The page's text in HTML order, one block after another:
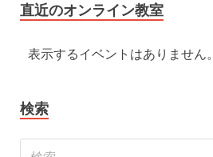
直近のオンライン教室
表示するイベントはありません。
検索